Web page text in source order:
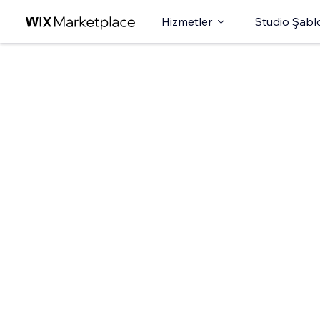
Hizmetler Studio